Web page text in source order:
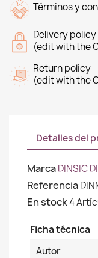
Términos y
Delivery policy
(edit with the
Return policy
(edit with the
Detalles del
MarcaDINSIC
Referencia
En stock4
Ficha técnica
Autor